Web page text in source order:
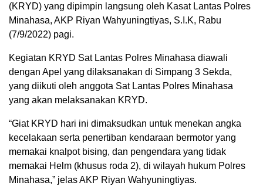
(KRYD) yang dipimpin langsung oleh Kasat Lantas Polres
Minahasa, AKP Riyan Wahyuningtiyas, S.I.K, Rabu
(7/9/2022) pagi.
Kegiatan KRYD Sat Lantas Polres Minahasa diawali
dengan Apel yang dilaksanakan di Simpang 3 Sekda,
yang diikuti oleh anggota Sat Lantas Polres Minahasa
yang akan melaksanakan KRYD.
“Giat KRYD hari ini dimaksudkan untuk menekan angka
kecelakaan serta penertiban kendaraan bermotor yang
memakai knalpot bising, dan pengendara yang tidak
memakai Helm (khusus roda 2), di wilayah hukum Polres
Minahasa,” jelas AKP Riyan Wahyuningtiyas.